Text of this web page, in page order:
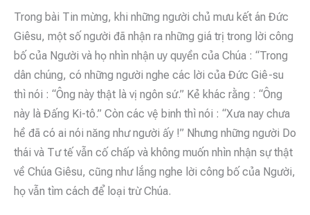
Trong bài Tin mừng, khi những người chủ mưu kết án Đức
Giêsu, một số người đã nhận ra những giá trị trong lời công
bố của Người và họ nhìn nhận uy quyền của Chúa : “Trong
dân chúng, có những người nghe các lời của Đức Giê-su
thì nói : “Ông này thật là vị ngôn sứ.” Kẻ khác rằng : “Ông
này là Đấng Ki-tô.” Còn các vệ binh thì nói : “Xưa nay chưa
hề đã có ai nói năng như người ấy !” Nhưng những người Do
thái và Tư tế vẫn cố chấp và không muốn nhìn nhận sự thật
về Chúa Giêsu, cũng như lắng nghe lời công bố của Người,
họ vẫn tìm cách để loại trừ Chúa.